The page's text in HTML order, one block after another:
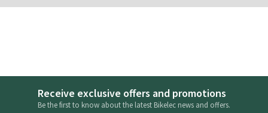
Receive exclusive offers and promotions
Be the first to know about the latest Bikelec news and offers.